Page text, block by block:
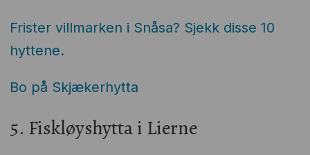
Frister villmarken i Snåsa? Sjekk disse 10
hyttene.
Bo på Skjækerhytta
5. Fiskløyshytta i Lierne